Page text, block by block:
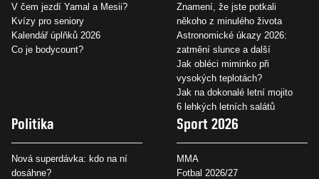
V čem jezdí Yamal a Mesii?
Kvízy pro seniory
Kalendář úplňků 2026
Co je bodycount?
Znamení, že jste potkali
někoho z minulého života
Astronomické úkazy 2026:
zatmění slunce a další
Jak obléci miminko při
vysokých teplotách?
Jak na dokonalé letní mojito
6 lehkých letních salátů
Politika
Nová superdávka: kdo na ní
dosáhne?
Sport 2026
MMA
Fotbal 2026/27